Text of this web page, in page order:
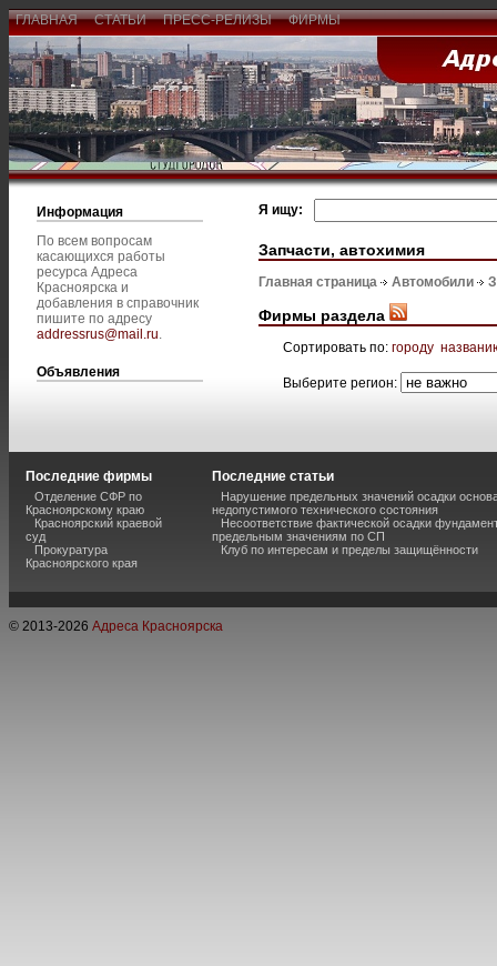
ГЛАВНАЯ СТАТЬИ ПРЕСС-РЕЛИЗЫ ФИРМЫ
Информация
По всем вопросам
касающихся работы
ресурса Адреса
Красноярска и
добавления в справочник
пишите по адресу
addressrus@mail.ru.
Объявления
Я ищу:
Запчасти, автохимия
Главная страница Автомобили
Фирмы раздела
Сортировать по: городу
Выберите регион:
Последние фирмы
Отделение СФР по
Красноярскому краю
Красноярский краевой
суд
Прокуратура
Красноярского края
Последние статьи
Нарушение предельных значений осадки
недопустимого технического состояния
Несоответствие фактической осадки
предельным значениям по СП
Клуб по интересам и пределы защищённости
© 2013-2026 Адреса Красноярска